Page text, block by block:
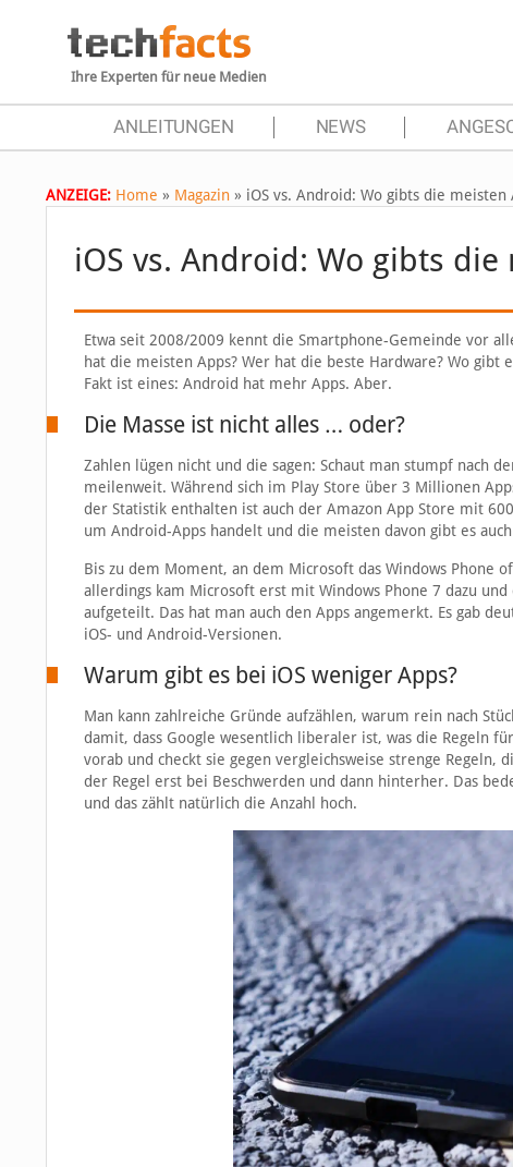
Ihre Experten für neue Medien
ANLEITUNGEN NEWS
ANZEIGE: Home » Magazin » iOS vs. Android: Wo gibts die meisten
iOS vs. Android: Wo gibts die
Etwa seit 2008/2009 kennt die Smartphone-Gemeinde vor
hat die meisten Apps? Wer hat die beste Hardware? Wo gibt
Fakt ist eines: Android hat mehr Apps. Aber.
Die Masse ist nicht alles … oder?
Zahlen lügen nicht und die sagen: Schaut man stumpf nach
meilenweit. Während sich im Play Store über 3 Millionen
der Statistik enthalten ist auch der Amazon App Store mit
um Android-Apps handelt und die meisten davon gibt es
Bis zu dem Moment, an dem Microsoft das Windows Phone
allerdings kam Microsoft erst mit Windows Phone 7 dazu
aufgeteilt. Das hat man auch den Apps angemerkt. Es gab
iOS- und Android-Versionen.
Warum gibt es bei iOS weniger Apps?
Man kann zahlreiche Gründe aufzählen, warum rein nach
damit, dass Google wesentlich liberaler ist, was die Regeln
vorab und checkt sie gegen vergleichsweise strenge Regeln,
der Regel erst bei Beschwerden und dann hinterher. Das
und das zählt natürlich die Anzahl hoch.